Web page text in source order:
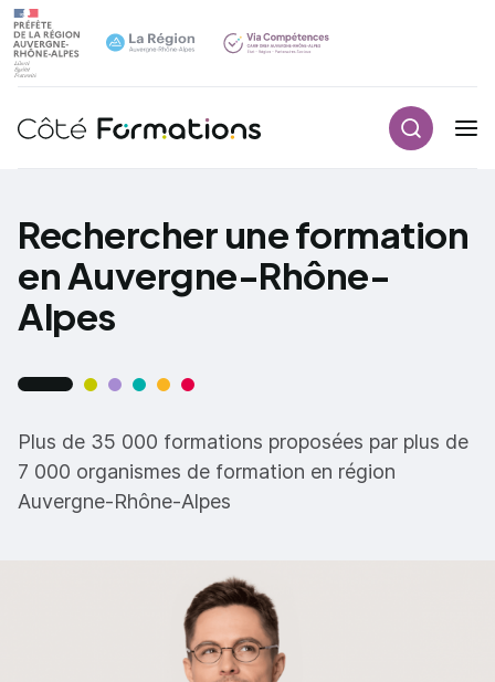
Navigation principale
Rechercher une formation
en Auvergne-Rhône-
Alpes
Plus de 35 000 formations proposées par plus de
7 000 organismes de formation en région
Auvergne-Rhône-Alpes